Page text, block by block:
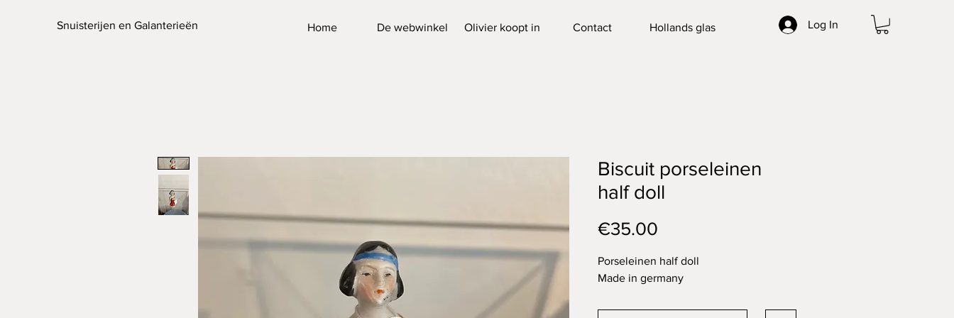
Snuisterijen en Galanterieën Log In
Home De webwinkel Olivier koopt in Contact Hollands glas
Biscuit porseleinen
half doll
€35.00
Porseleinen half doll
Made in germany